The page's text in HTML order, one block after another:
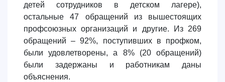
детей сотрудников в детском лагере),
остальные 47 обращений из вышестоящих
профсоюзных организаций и другие. Из 269
обращений – 92%, поступивших в профком,
были удовлетворены, а 8% (20 обращений)
были задержаны и работникам даны
объяснения.